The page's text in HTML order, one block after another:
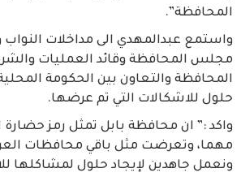
المحافظة”.
واستمع عبدالمهدي الى مداخلات
مجلس المحافظة وقائد العمليات
المحافظة والتعاون بين الحكومة المحلية
حلول للاشكالات التي تم عرضها.
واكد :” ان محافظة بابل تمثل رمز حضارة
مهما، وتعرضت مثل باقي محافظات
ونعمل جاهدين لإيجاد حلول لمشاكلها